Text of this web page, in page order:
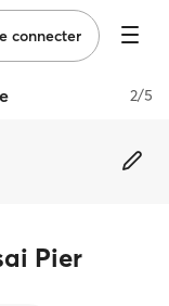
connecter
2/5
Pier